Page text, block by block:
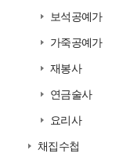
보석공예가
가죽공예가
재봉사
연금술사
요리사
채집수첩